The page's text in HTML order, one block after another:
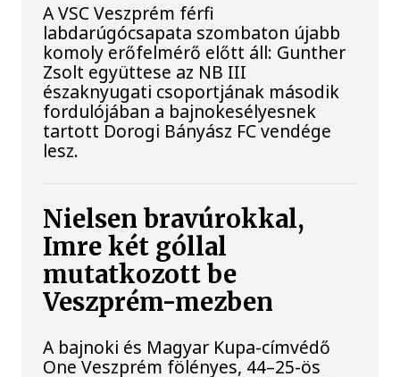
A VSC Veszprém férfi
labdarúgócsapata szombaton újabb
komoly erőfelmérő előtt áll: Gunther
Zsolt együttese az NB III
északnyugati csoportjának második
fordulójában a bajnokesélyesnek
tartott Dorogi Bányász FC vendége
lesz.
Nielsen bravúrokkal,
Imre két góllal
mutatkozott be
Veszprém-mezben
A bajnoki és Magyar Kupa-címvédő
One Veszprém fölényes, 44–25-ös